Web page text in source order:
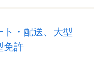
・配送、大型
免許